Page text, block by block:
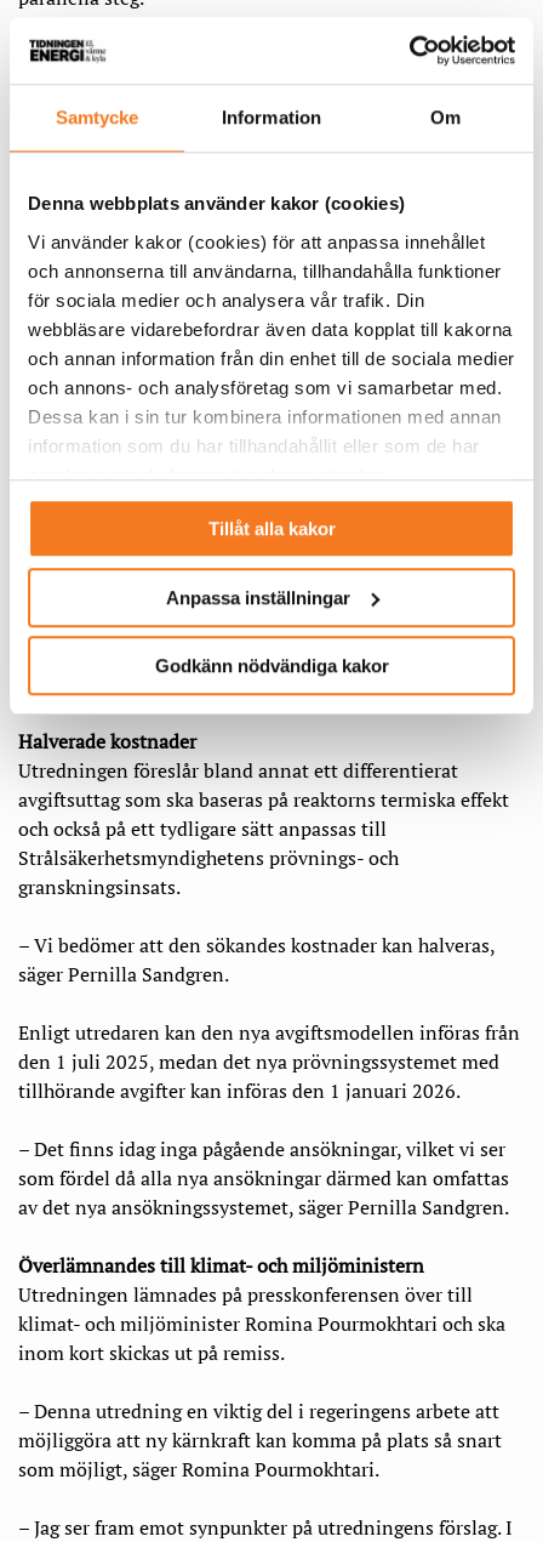
Samtycke Information Om
Denna webbplats använder kakor (cookies)
Vi använder kakor (cookies) för att anpassa innehållet
och annonserna till användarna, tillhandahålla funktioner
för sociala medier och analysera vår trafik. Din
webbläsare vidarebefordrar även data kopplat till kakorna
och annan information från din enhet till de sociala medier
och annons- och analysföretag som vi samarbetar med.
Dessa kan i sin tur kombinera informationen med annan
information som du har tillhandahållit eller som de har
samlat in när du har använt deras tjänster.
Tillåt alla kakor
Anpassa inställningar
Godkänn nödvändiga kakor
En skillnad mot idag är att Strålsäkerhetsmyndigheten, i
stället för regeringen, kommer att fatta beslut om
tillstånd. Anläggningen får byggas så snart alla tillstånd är
I utredningen har det även ingått att se över systemet
med ansökningsavgifter. Med dagens regler är
ansökningsavgiften för att bygga en ny kärnkraftsreaktor
omkring 100 miljoner kronor, vilket betalas till
Strålsäkerhetsmyndigheten. Avgifterna idag utgår från att
det är ett storskaligt kärnkraftverk som ska byggas och
anpassas för en specifik plats, medan dagens teknik även
omfattar små modulära reaktorer (SMR) som i högre grad
är standardiserade och dessutom ska kunna serietillverkas.
Det finns idag inga pågående
ansökningar, vilket vi ser som fördel
då alla nya ansökningar därmed kan
omfattas av det nya
ansökningssystemet.
Halverade kostnader
Utredningen föreslår bland annat ett differentierat
avgiftsuttag som ska baseras på reaktorns termiska effekt
och också på ett tydligare sätt anpassas till
Strålsäkerhetsmyndighetens prövnings- och
granskningsinsats.
– Vi bedömer att den sökandes kostnader kan halveras,
säger Pernilla Sandgren.
Enligt utredaren kan den nya avgiftsmodellen införas från
den 1 juli 2025, medan det nya prövningssystemet med
tillhörande avgifter kan införas den 1 januari 2026.
– Det finns idag inga pågående ansökningar, vilket vi ser
som fördel då alla nya ansökningar därmed kan omfattas
av det nya ansökningssystemet, säger Pernilla Sandgren.
Överlämnandes till klimat- och miljöministern
Utredningen lämnades på presskonferensen över till
klimat- och miljöminister Romina Pourmokhtari och ska
inom kort skickas ut på remiss.
– Denna utredning en viktig del i regeringens arbete att
möjliggöra att ny kärnkraft kan komma på plats så snart
som möjligt, säger Romina Pourmokhtari.
– Jag ser fram emot synpunkter på utredningens förslag. I